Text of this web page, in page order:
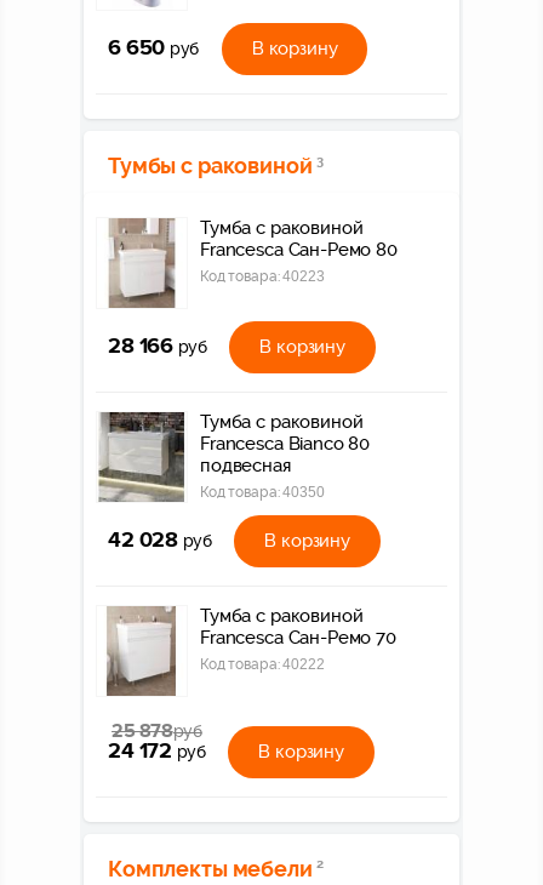
6 650 руб В корзину
Тумбы с раковиной 3
Тумба с раковиной
Francesca Сан-Ремо 80
Код товара:40223
28 166 руб В корзину
Тумба с раковиной
Francesca Bianco 80
подвесная
Код товара:40350
42 028 руб В корзину
Тумба с раковиной
Francesca Сан-Ремо 70
Код товара:40222
25 878руб
24 172 руб В корзину
Комплекты мебели 2